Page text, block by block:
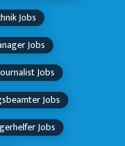
Jobs
Jobs
Jobs
Jobs
Jobs